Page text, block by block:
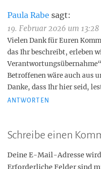
Paula Rabe sagt:
19. Februar 2026 um 13:28
Vielen Dank für Euren
das Ihr beschreibt, erleben
Betroffenen wäre auch aus
Danke, dass Ihr hier seid,
ANTWORTEN
Schreibe einen
Deine E-Mail-Adresse
Erforderliche Felder sind